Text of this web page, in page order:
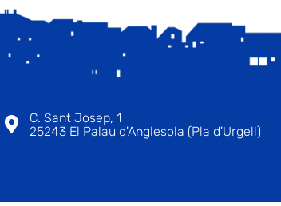
C. Sant Josep, 1
25243 El Palau d'Anglesola (Pla d'Urgell)